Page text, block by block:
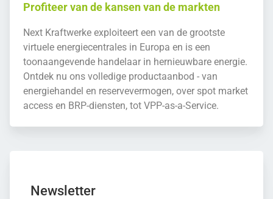
Profiteer van de kansen van de markten
Next Kraftwerke exploiteert een van de grootste
virtuele energiecentrales in Europa en is een
toonaangevende handelaar in hernieuwbare energie.
Ontdek nu ons volledige productaanbod - van
energiehandel en reservevermogen, over spot market
access en BRP-diensten, tot VPP-as-a-Service.
Newsletter